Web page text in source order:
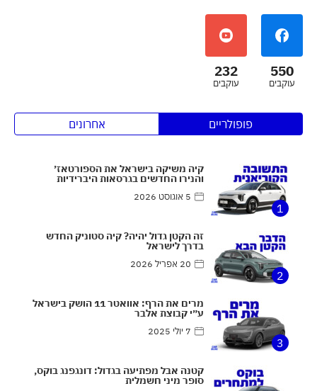
550
עוקבים
232
עוקבים
פופולריים אחרונים
1
קיה משיקה בישראל את הספורטאז׳
והנירו החדשים בגרסאות היברידיות
5 אוגוסט 2026
2
זה הקטן גדול יהיה? קיה סטוניק החדש
בדרך לישראל
20 אפריל 2026
3
מרים את הרף: אוואטר 11 הושק בישראל
ע״י קבוצת אלבר
7 יולי 2025
קטנה אבל מפתיעה בגדול: דונגפנג בוקס,
סופר מיני חשמלית